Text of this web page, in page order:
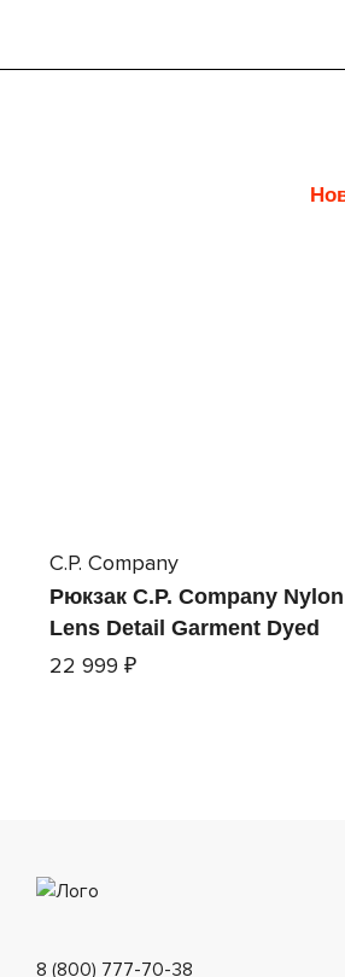
C.P. Company
Рюкзак C.P. Company
Lens Detail Garment Dyed
22 999 ₽
8 (800) 777-70-38